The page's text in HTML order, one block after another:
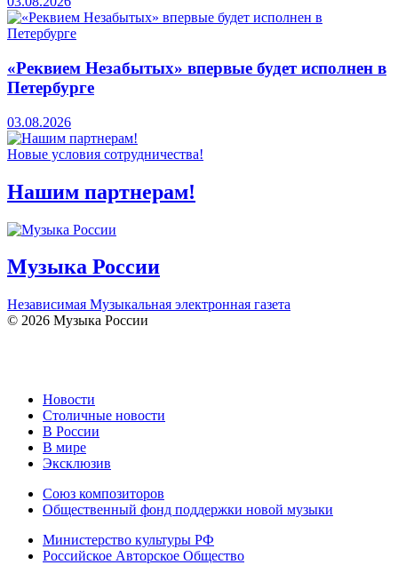
«Реквием Незабытых» впервые будет исполнен в
Петербурге
03.08.2026
Новые условия сотрудничества!
Нашим партнерам!
Музыка России
Независимая Музыкальная электронная газета
© 2026 Музыка России
Новости
Столичные новости
В России
В мире
Эксклюзив
Союз композиторов
Общественный фонд поддержки новой музыки
Министерство культуры РФ
Российское Авторское Общество